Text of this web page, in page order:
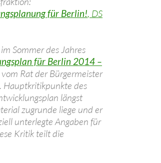
für Berlin!, DS
Sommer des Jahres
für Berlin 2014 –
Rat der Bürgermeister
Hauptkritikpunkte des
längst
zugrunde liege und er
unterlegte Angaben für
Kritik teilt die